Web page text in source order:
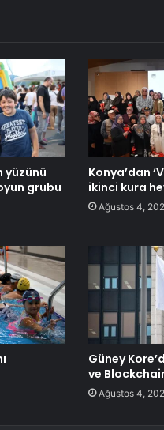
yüzünü
grubu
Konya’dan
ikinci kura
Ağustos 4,
Güney
ve
Ağustos 4,